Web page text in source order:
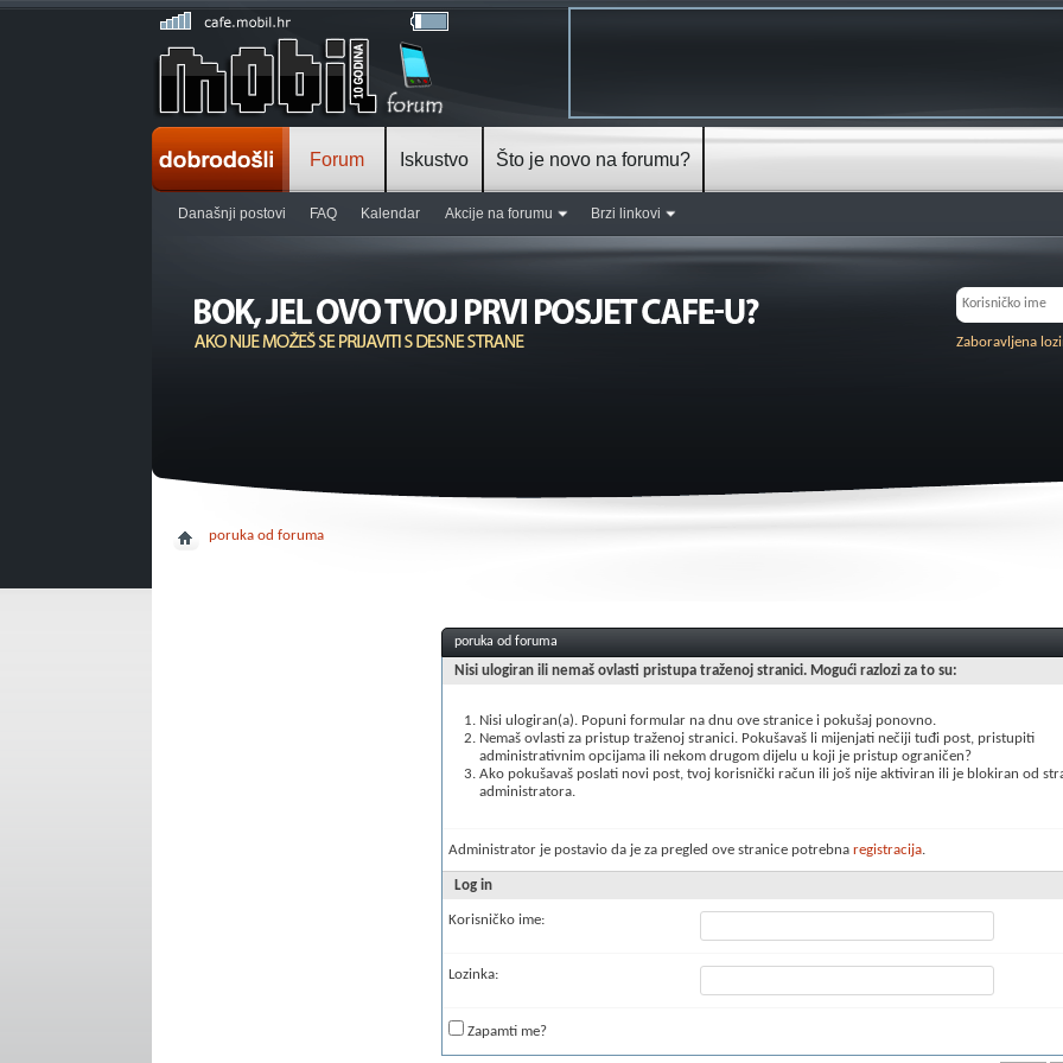
Forum
Današnji postovi FAQ Kalendar Akcije na forumu Brzi linkovi
Iskustvo Što je novo na forumu?
Zaboravljena
poruka od foruma
poruka od foruma
Nisi ulogiran ili nemaš ovlasti pristupa traženoj stranici. Mogući razlozi za to su:
Nisi ulogiran(a). Popuni formular na dnu ove stranice i pokušaj ponovno.
Nemaš ovlasti za pristup traženoj stranici. Pokušavaš li mijenjati nečiji tuđi post, pristupiti
administrativnim opcijama ili nekom drugom dijelu u koji je pristup ograničen?
Ako pokušavaš poslati novi post, tvoj korisnički račun ili još nije aktiviran ili je blokiran od
administratora.
Administrator je postavio da je za pregled ove stranice potrebna registracija.
Log in
Korisničko ime:
Lozinka:
Zapamti me?